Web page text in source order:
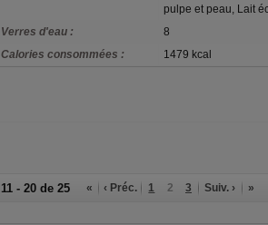
pulpe et peau, Lait
Verres d'eau :
8
Calories consommées :
1479 kcal
11 - 20 de 25 « ‹ Préc. 1 2 3 Suiv. › »